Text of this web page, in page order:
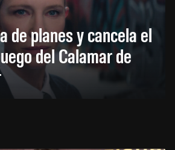
de planes y cancela el
del Calamar de